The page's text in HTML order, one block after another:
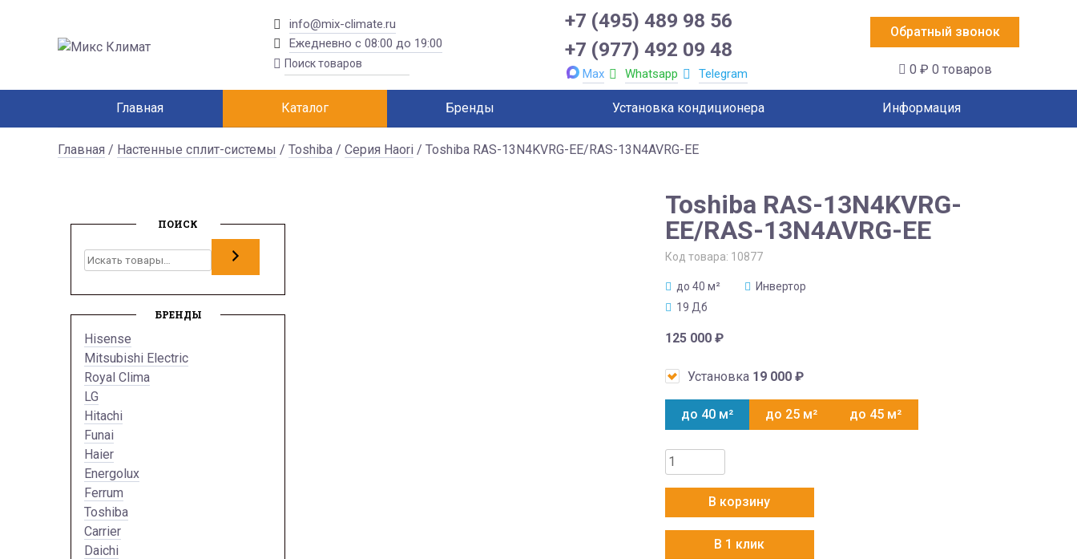
info@mix-climate.ru
Ежедневно с 08:00 до 19:00
+7 (495) 489 98 56
+7 (977) 492 09 48
Max Whatsapp Telegram
Обратный звонок
0 ₽ 0 товаров
Главная Каталог Бренды Установка кондиционера Информация
Главная / Настенные сплит-системы / Toshiba / Серия Haori / Toshiba RAS-13N4KVRG-EE/RAS-13N4AVRG-EE
Toshiba RAS-13N4KVRG-
EE/RAS-13N4AVRG-EE
Код товара: 10877
до 40 м²
Инвертор
19 Дб
125 000 ₽
Установка 19 000 ₽
до 40 м² до 25 м² до 45 м²
Количество
товара
RAS-
13N4KVRG-
В корзину
В 1 клик
ПОИСК
Поиск
БРЕНДЫ
Hisense
Mitsubishi Electric
Royal Clima
LG
Hitachi
Funai
Haier
Energolux
Ferrum
Toshiba
Carrier
Daichi